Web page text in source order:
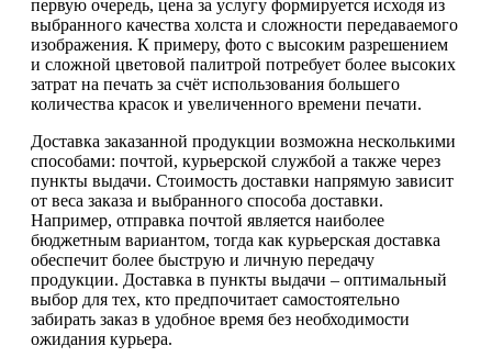
первую очередь, цена за услугу формируется исходя из
выбранного качества холста и сложности передаваемого
изображения. К примеру, фото с высоким разрешением
и сложной цветовой палитрой потребует более высоких
затрат на печать за счёт использования большего
количества красок и увеличенного времени печати.
Доставка заказанной продукции возможна несколькими
способами: почтой, курьерской службой а также через
пункты выдачи. Стоимость доставки напрямую зависит
от веса заказа и выбранного способа доставки.
Например, отправка почтой является наиболее
бюджетным вариантом, тогда как курьерская доставка
обеспечит более быструю и личную передачу
продукции. Доставка в пункты выдачи – оптимальный
выбор для тех, кто предпочитает самостоятельно
забирать заказ в удобное время без необходимости
ожидания курьера.